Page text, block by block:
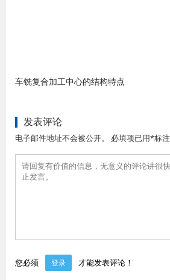
车铣复合加工中心的结构特点
发表评论
电子邮件地址不会被公开。 必填项已用*标注
您必须 登录 才能发表评论！